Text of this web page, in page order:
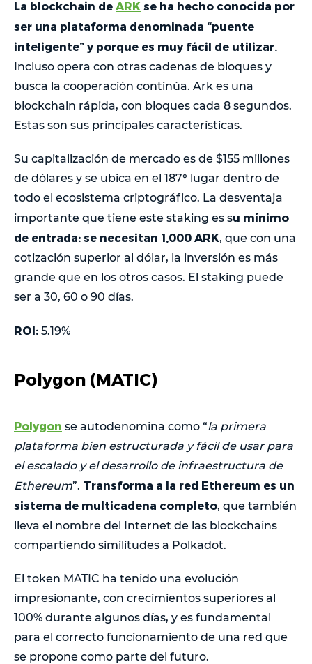
La blockchain de ARK se ha hecho conocida por
ser una plataforma denominada “puente
inteligente” y porque es muy fácil de utilizar.
Incluso opera con otras cadenas de bloques y
busca la cooperación continúa. Ark es una
blockchain rápida, con bloques cada 8 segundos.
Estas son sus principales características.
Su capitalización de mercado es de $155 millones
de dólares y se ubica en el 187° lugar dentro de
todo el ecosistema criptográfico. La desventaja
importante que tiene este staking es su mínimo
de entrada: se necesitan 1,000 ARK, que con una
cotización superior al dólar, la inversión es más
grande que en los otros casos. El staking puede
ser a 30, 60 o 90 días.
ROI: 5.19%
Polygon (MATIC)
Polygon se autodenomina como “la primera
plataforma bien estructurada y fácil de usar para
el escalado y el desarrollo de infraestructura de
Ethereum”. Transforma a la red Ethereum es un
sistema de multicadena completo, que también
lleva el nombre del Internet de las blockchains
compartiendo similitudes a Polkadot.
El token MATIC ha tenido una evolución
impresionante, con crecimientos superiores al
100% durante algunos días, y es fundamental
para el correcto funcionamiento de una red que
se propone como parte del futuro.